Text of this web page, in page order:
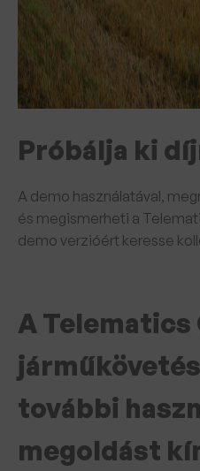
Próbálja ki
A demo használatával,
és megismerheti a
demo verzióért keresse
A Telematics
további
megoldást